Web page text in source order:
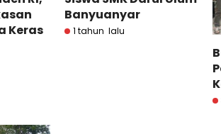
Keras
Banyuanyar
1 tahun lalu